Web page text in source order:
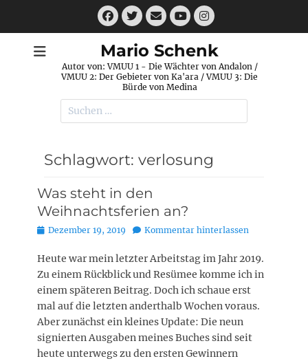
Facebook
Twitter
E-
MailYouTube
Instagram
Mario Schenk
Autor von: VMUU 1 - Die Wächter von Andalon /
VMUU 2: Der Gebieter von Ka'ara / VMUU 3: Die
Bürde von Medina
Suchen
nach:
Schlagwort: verlosung
Was steht in den
Weihnachtsferien an?
Posted
Dezember 19, 2019 Kommentar hinterlassen
Heute war mein letzter Arbeitstag im Jahr 2019.
Zu einem Rückblick und Resümee komme ich in
einem späteren Beitrag. Doch ich schaue erst
mal auf die letzten anderthalb Wochen voraus.
Aber zunächst ein kleines Update: Die neun
signierten Ausgaben meines Buches sind seit
heute unterwegs zu den ersten Gewinnern